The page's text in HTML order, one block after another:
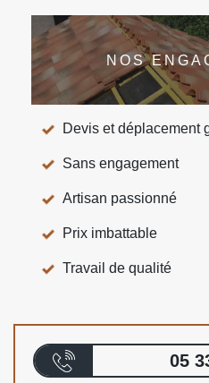
NOS
Devis et déplacement
Sans engagement
Artisan passionné
Prix imbattable
Travail de qualité
05